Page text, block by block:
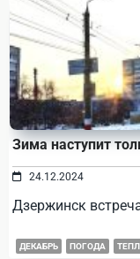
Зима наступит
24.12.2024
Дзержинск
ДЕКАБРЬ ПОГОДА